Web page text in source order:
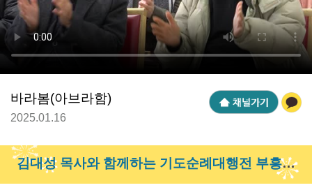
바라봄(아브라함)
2025.01.16
김대성 목사와 함께하는 기도순례대행전 부흥회